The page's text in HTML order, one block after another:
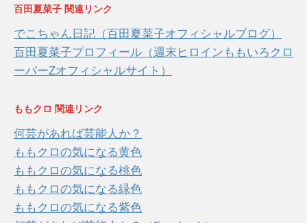
百田夏菜子 関連リンク
でこちゃん日記（百田夏菜子オフィシャルブログ）
百田夏菜子プロフィール（週末ヒロインももいろクロ
ーバーZオフィシャルサイト）
ももクロ 関連リンク
何芸があれば芸能人か？
ももクロの気になる黄色
ももクロの気になる桃色
ももクロの気になる緑色
ももクロの気になる紫色